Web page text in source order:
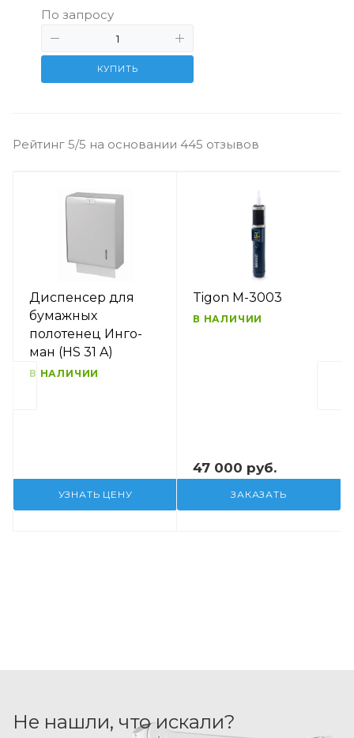
По запросу
КУПИТЬ
Рейтинг 5/5 на основании 445 отзывов
Диспенсер для
бумажных
полотенец Инго-
ман (HS 31 A)
В НАЛИЧИИ
УЗНАТЬ ЦЕНУ
Tigon M-3003
В НАЛИЧИИ
47 000 руб.
ЗАКАЗАТЬ
Не нашли, что искали?